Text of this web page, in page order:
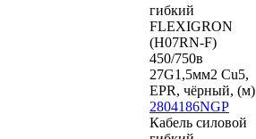
гибкий
FLEXIGRON
(H07RN-F)
450/750в
27G1,5мм2 Cu5,
EPR, чёрный, (м)
2804186NGP
Кабель силовой